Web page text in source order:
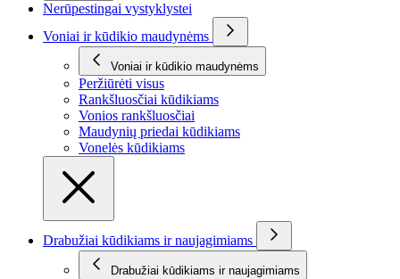
Nerūpestingai vystyklystei
Voniai ir kūdikio maudynėms
Voniai ir kūdikio maudynėms
Peržiūrėti visus
Rankšluosčiai kūdikiams
Vonios rankšluosčiai
Maudynių priedai kūdikiams
Vonelės kūdikiams
Drabužiai kūdikiams ir naujagimiams
Drabužiai kūdikiams ir naujagimiams